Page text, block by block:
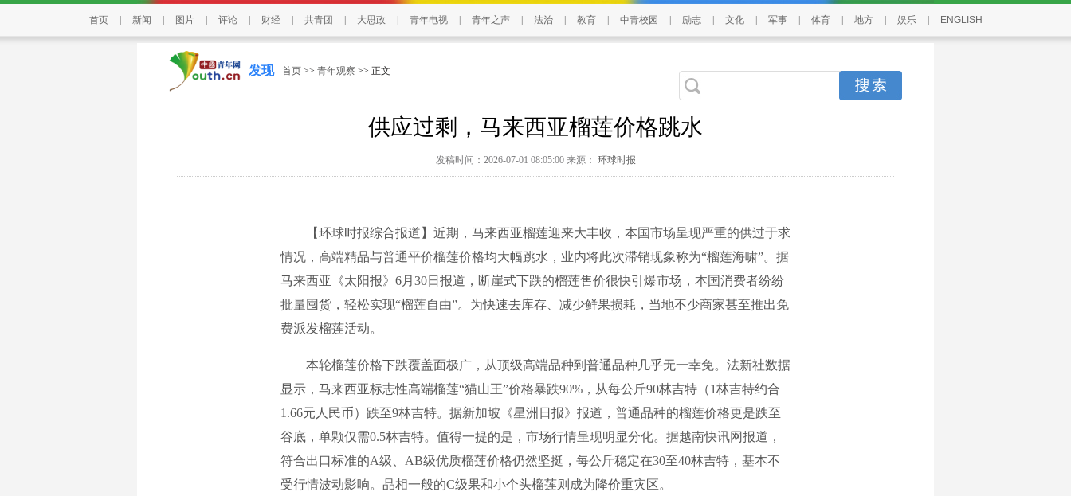
首页 新闻 图片 评论 财经 共青团 大思政 青年电视 青年之声 法治 教育 中青校园 励志 文化 军事 体育 地方 娱乐 ENGLISH
发现 首页 >> 青年观察 >> 正文
供应过剩，马来西亚榴莲价格跳水
发稿时间：2026-07-01 08:05:00 来源： 环球时报
【环球时报综合报道】近期，马来西亚榴莲迎来大丰收，本国市场呈现严重的供过于求
情况，高端精品与普通平价榴莲价格均大幅跳水，业内将此次滞销现象称为“榴莲海啸”。据
马来西亚《太阳报》6月30日报道，断崖式下跌的榴莲售价很快引爆市场，本国消费者纷纷
批量囤货，轻松实现“榴莲自由”。为快速去库存、减少鲜果损耗，当地不少商家甚至推出免
费派发榴莲活动。
本轮榴莲价格下跌覆盖面极广，从顶级高端品种到普通品种几乎无一幸免。法新社数据
显示，马来西亚标志性高端榴莲“猫山王”价格暴跌90%，从每公斤90林吉特（1林吉特约合
1.66元人民币）跌至9林吉特。据新加坡《星洲日报》报道，普通品种的榴莲价格更是跌至
谷底，单颗仅需0.5林吉特。值得一提的是，市场行情呈现明显分化。据越南快讯网报道，
符合出口标准的A级、AB级优质榴莲价格仍然坚挺，每公斤稳定在30至40林吉特，基本不
受行情波动影响。品相一般的C级果和小个头榴莲则成为降价重灾区。